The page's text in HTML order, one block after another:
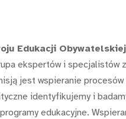
Edukacji Obywatelskiej
ekspertów i specjalistów
jest wspieranie
identyfikujemy i
edukacyjne.